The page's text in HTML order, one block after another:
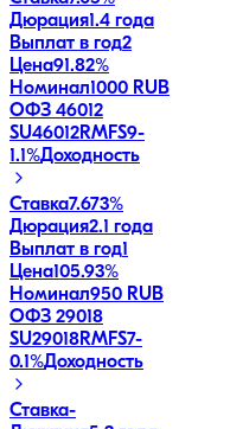
Дюрация1.4 года
Выплат в год2
Цена91.82%
Номинал1000 RUB
ОФЗ 46012
SU46012RMFS9-
1.1%Доходность
Ставка7.673%
Дюрация2.1 года
Выплат в год1
Цена105.93%
Номинал950 RUB
ОФЗ 29018
SU29018RMFS7-
0.1%Доходность
Ставка-